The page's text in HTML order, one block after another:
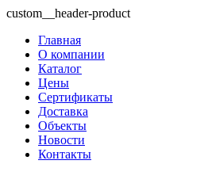
custom__header-product
Главная
О компании
Каталог
Цены
Сертификаты
Доставка
Объекты
Новости
Контакты